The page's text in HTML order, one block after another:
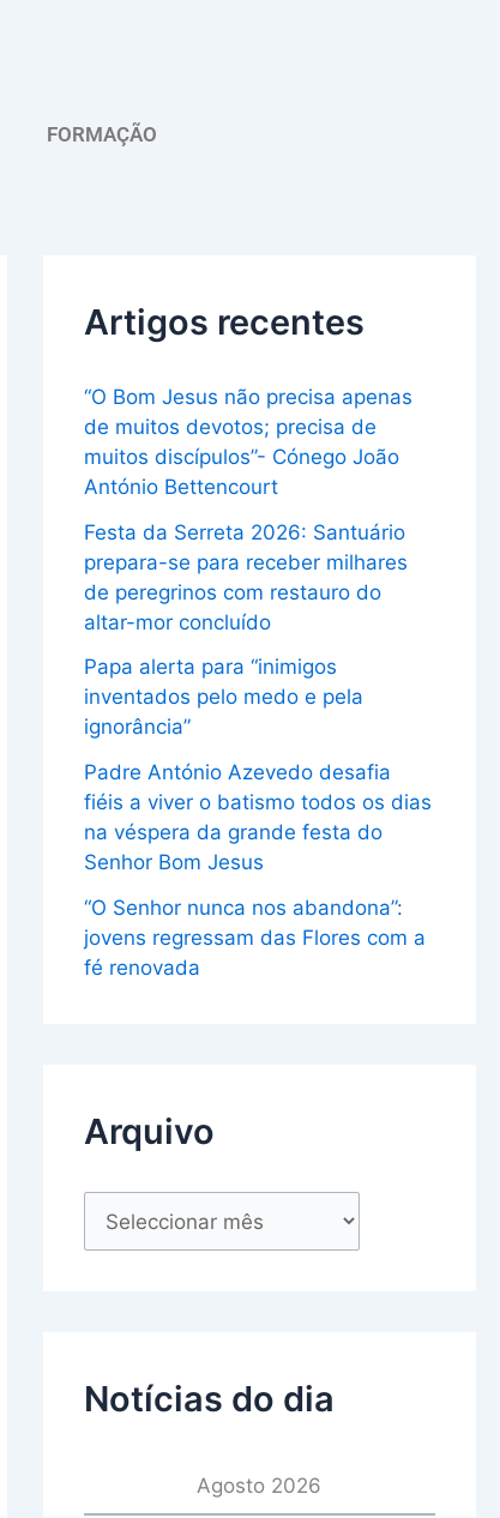
FORMAÇÃO
Artigos recentes
“O Bom Jesus não precisa apenas
de muitos devotos; precisa de
muitos discípulos”- Cónego João
António Bettencourt
Festa da Serreta 2026: Santuário
prepara-se para receber milhares
de peregrinos com restauro do
altar-mor concluído
Papa alerta para “inimigos
inventados pelo medo e pela
ignorância”
Padre António Azevedo desafia
fiéis a viver o batismo todos os dias
na véspera da grande festa do
Senhor Bom Jesus
“O Senhor nunca nos abandona”:
jovens regressam das Flores com a
fé renovada
Arquivo
u
Notícias do dia
Agosto 2026